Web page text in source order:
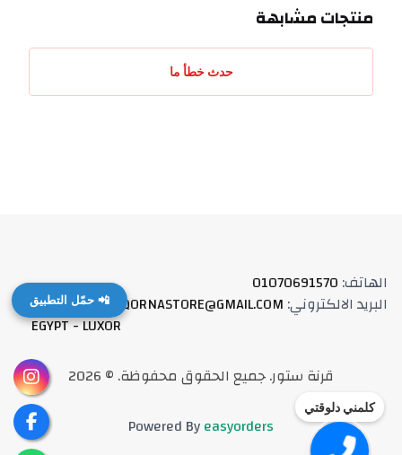
كلمني دلوقتي
📲 حمّل التطبيق
منتجات مشابهة
حدث خطأ ما
الهاتف:
01070691570
البريد الالكتروني:
QORNASTORE@GMAIL.COM العنوان:
EGYPT - LUXOR
قرنة ستور.جميع الحقوق محفوظة. ©
2026
Powered Byeasyorders